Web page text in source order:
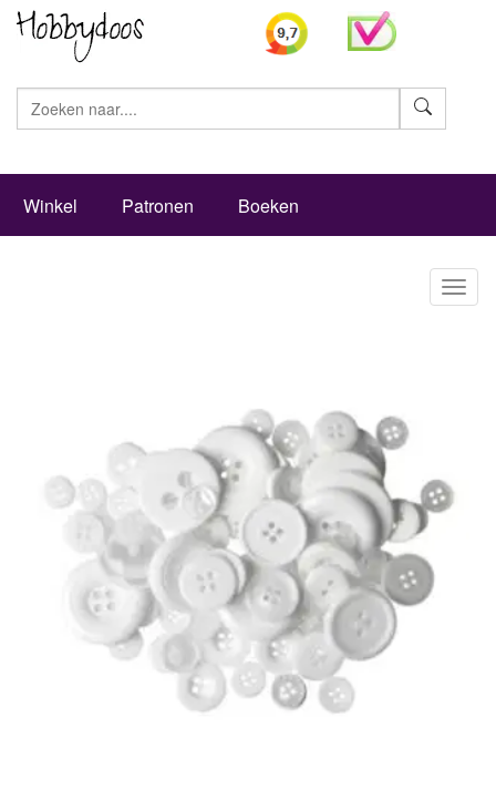
Winkel Patronen Boeken